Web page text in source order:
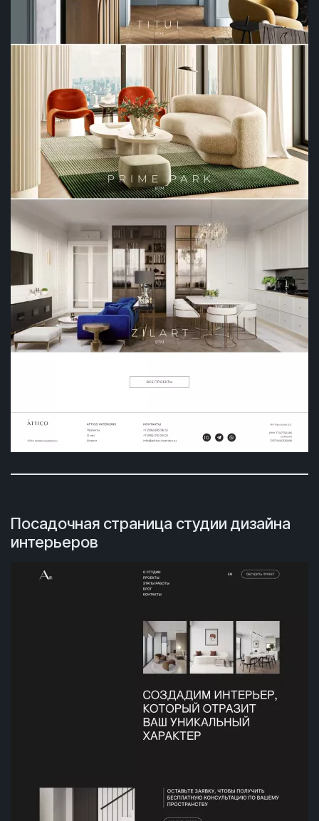
Посадочная страница студии дизайна
интерьеров